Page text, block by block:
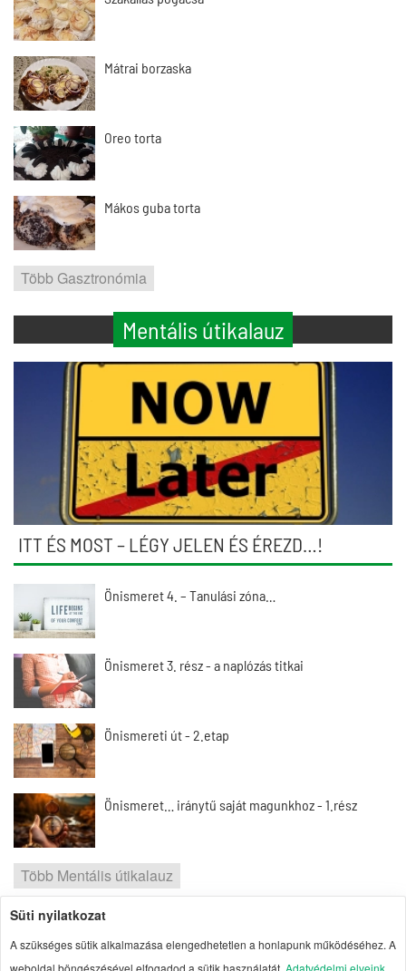
Mátrai borzaska
Oreo torta
Mákos guba torta
Több Gasztronómia
Mentális útikalauz
ITT ÉS MOST – LÉGY JELEN ÉS ÉREZD…!
Önismeret 4. – Tanulási zóna…
Önismeret 3. rész - a naplózás titkai
Önismereti út - 2.etap
Önismeret… iránytű saját magunkhoz - 1.rész
Több Mentális útikalauz
Süti nyilatkozat
A szükséges sütik alkalmazása elengedhetetlen a honlapunk működéséhez. A
weboldal böngészésével elfogadod a sütik használatát. Adatvédelmi elveink